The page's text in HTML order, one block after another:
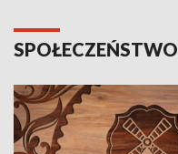
SPOŁECZEŃSTWO